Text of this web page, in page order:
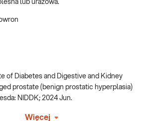
lub urazowa.
of Diabetes and Digestive and Kidney
prostate (benign prostatic hyperplasia)
NIDDK; 2024 Jun.
Więcej